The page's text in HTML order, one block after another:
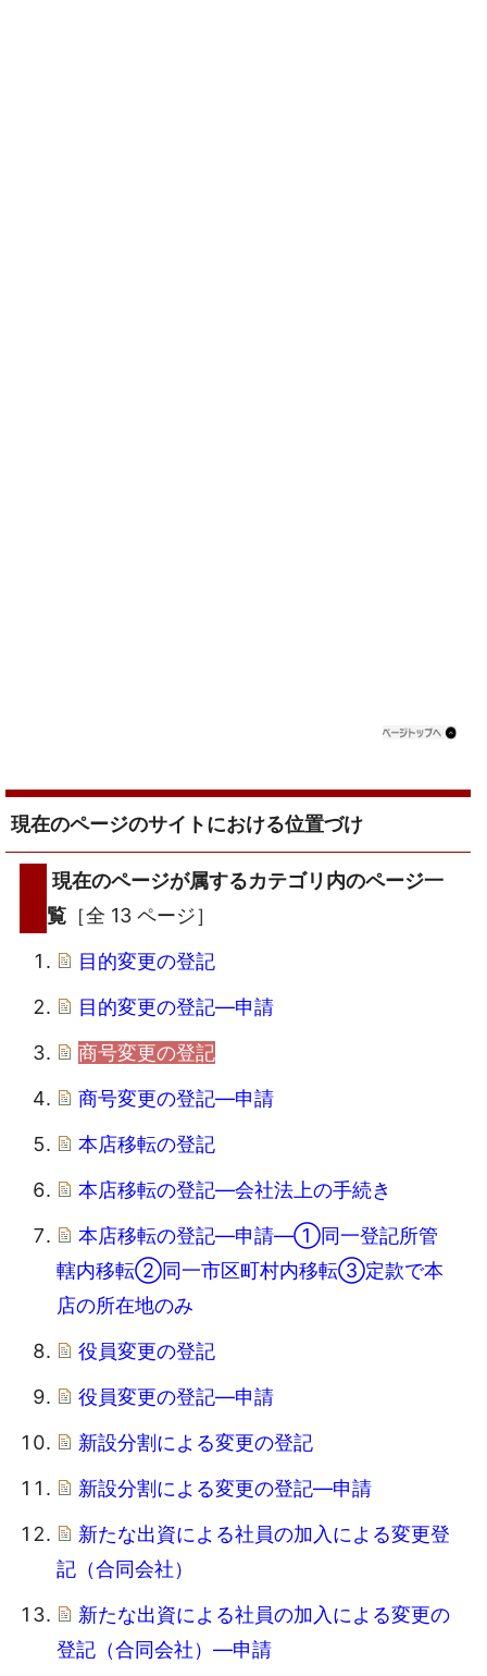
現在のページのサイトにおける位置づけ
現在のページが属するカテゴリ内のページ一
覧 ［全 13 ページ］
目的変更の登記
目的変更の登記―申請
商号変更の登記
商号変更の登記―申請
本店移転の登記
本店移転の登記―会社法上の手続き
本店移転の登記―申請―①同一登記所管
轄内移転②同一市区町村内移転③定款で本
店の所在地のみ
役員変更の登記
役員変更の登記―申請
新設分割による変更の登記
新設分割による変更の登記―申請
新たな出資による社員の加入による変更登
記（合同会社）
新たな出資による社員の加入による変更の
登記（合同会社）―申請